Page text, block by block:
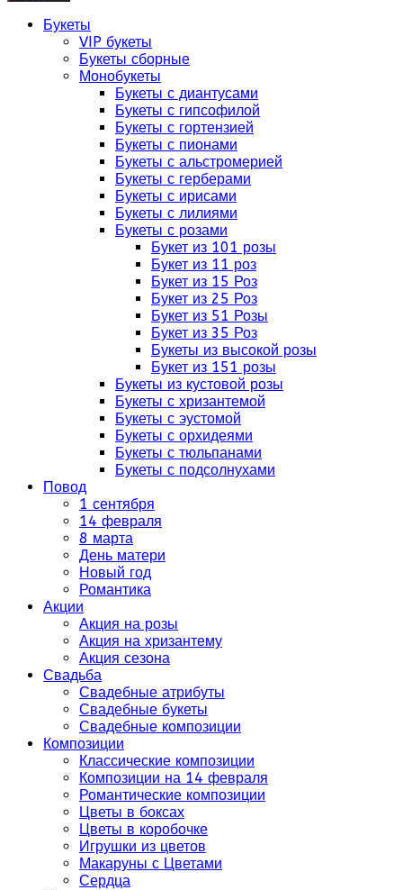
Букеты
VIP букеты
Букеты сборные
Монобукеты
Букеты с диантусами
Букеты с гипсофилой
Букеты с гортензией
Букеты с пионами
Букеты с альстромерией
Букеты с герберами
Букеты с ирисами
Букеты с лилиями
Букеты с розами
Букет из 101 розы
Букет из 11 роз
Букет из 15 Роз
Букет из 25 Роз
Букет из 51 Розы
Букет из 35 Роз
Букеты из высокой розы
Букет из 151 розы
Букеты из кустовой розы
Букеты с хризантемой
Букеты с эустомой
Букеты с орхидеями
Букеты с тюльпанами
Букеты с подсолнухами
Повод
1 сентября
14 февраля
8 марта
День матери
Новый год
Романтика
Акции
Акция на розы
Акция на хризантему
Акция сезона
Свадьба
Свадебные атрибуты
Свадебные букеты
Свадебные композиции
Композиции
Классические композиции
Композиции на 14 февраля
Романтические композиции
Цветы в боксах
Цветы в коробочке
Игрушки из цветов
Макаруны с Цветами
Сердца